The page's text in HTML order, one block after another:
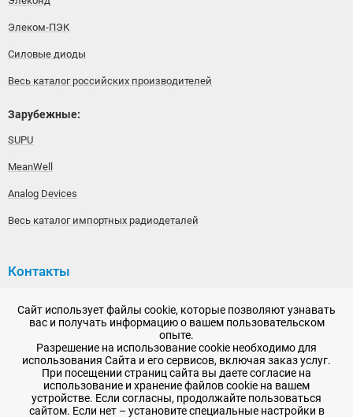
Элеком-ПЭК
Силовые диоды
Весь каталог российских производителей
Зарубежные:
SUPU
MeanWell
Analog Devices
Весь каталог импортных радиодеталей
Контакты
192148, г. Санкт-Петербург, Железнодорожный проспект,
дом 36
+7 (812) 565-06-52
Время работы: пн-пт, 10:00 - 18:00
E-mail:sale@radioelementy.ru
Сайт использует файлы cookie, которые позволяют узнавать
вас и получать информацию о вашем пользовательском
опыте.
Разрешение на использование cookie необходимо для
использования Сайта и его сервисов, включая заказ услуг.
При посещении страниц сайта вы даете согласие на
использование и хранение файлов cookie на вашем
устройстве. Если согласны, продолжайте пользоваться
сайтом. Если нет – установите специальные настройки в